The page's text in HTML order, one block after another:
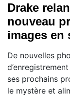
Drake
nouveau
images en
De nouvelles
ses prochains
le mystère et